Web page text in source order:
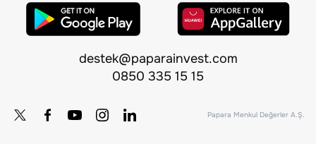
destek@paparainvest.com
0850 335 15 15
Papara Menkul Değerler A.Ş.